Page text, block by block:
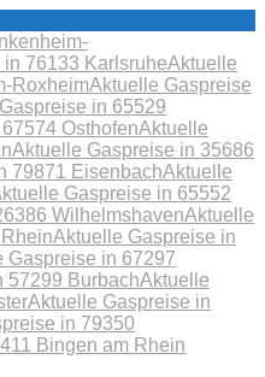
76133 KarlsruheAktuelle
RoxheimAktuelle Gaspreise
in 65529
OsthofenAktuelle
Aktuelle Gaspreise in 35686
79871 EisenbachAktuelle
Gaspreise in 65552
WilhelmshavenAktuelle
Aktuelle Gaspreise in
Gaspreise in 67297
57299 BurbachAktuelle
Aktuelle Gaspreise in
in 79350
Bingen am Rhein